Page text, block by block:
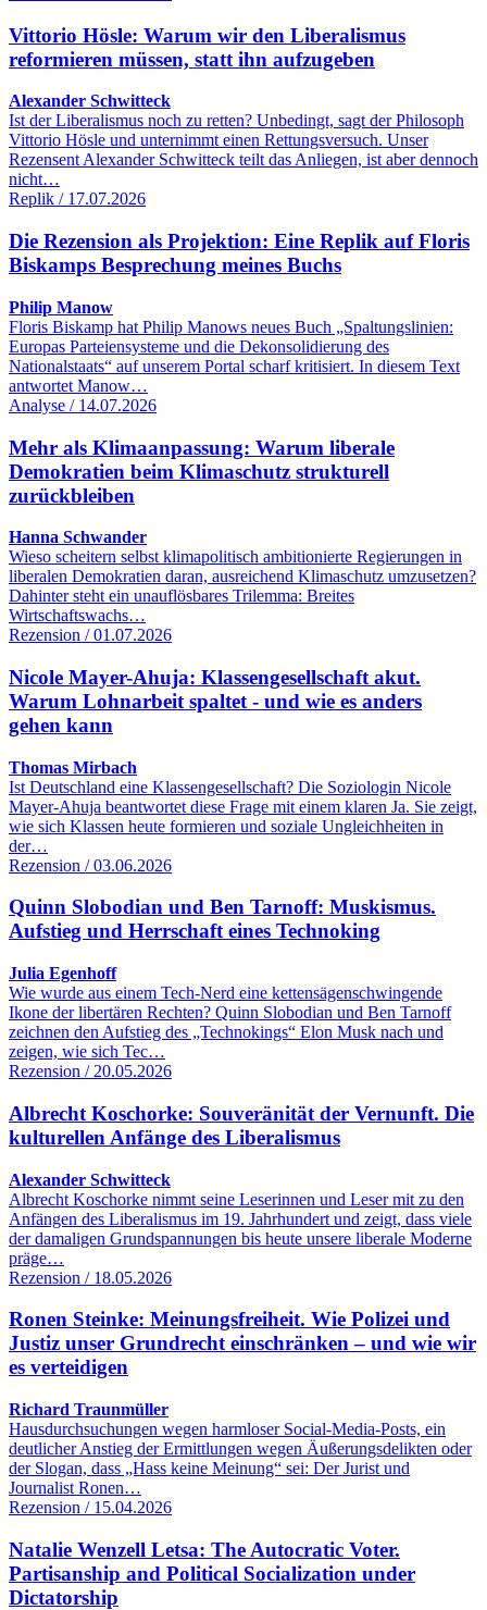
Vittorio Hösle: Warum wir den Liberalismus
reformieren müssen, statt ihn aufzugeben
Alexander Schwitteck
Ist der Liberalismus noch zu retten? Unbedingt, sagt der Philosoph
Vittorio Hösle und unternimmt einen Rettungsversuch. Unser
Rezensent Alexander Schwitteck teilt das Anliegen, ist aber dennoch
nicht…
Replik / 17.07.2026
Die Rezension als Projektion: Eine Replik auf Floris
Biskamps Besprechung meines Buchs
Philip Manow
Floris Biskamp hat Philip Manows neues Buch „Spaltungslinien:
Europas Parteiensysteme und die Dekonsolidierung des
Nationalstaats“ auf unserem Portal scharf kritisiert. In diesem Text
antwortet Manow…
Analyse / 14.07.2026
Mehr als Klimaanpassung: Warum liberale
Demokratien beim Klimaschutz strukturell
zurückbleiben
Hanna Schwander
Wieso scheitern selbst klimapolitisch ambitionierte Regierungen in
liberalen Demokratien daran, ausreichend Klimaschutz umzusetzen?
Dahinter steht ein unauflösbares Trilemma: Breites
Wirtschaftswachs…
Rezension / 01.07.2026
Nicole Mayer-Ahuja: Klassengesellschaft akut.
Warum Lohnarbeit spaltet - und wie es anders
gehen kann
Thomas Mirbach
Ist Deutschland eine Klassengesellschaft? Die Soziologin Nicole
Mayer-Ahuja beantwortet diese Frage mit einem klaren Ja. Sie zeigt,
wie sich Klassen heute formieren und soziale Ungleichheiten in
der…
Rezension / 03.06.2026
Quinn Slobodian und Ben Tarnoff: Muskismus.
Aufstieg und Herrschaft eines Technoking
Julia Egenhoff
Wie wurde aus einem Tech-Nerd eine kettensägenschwingende
Ikone der libertären Rechten? Quinn Slobodian und Ben Tarnoff
zeichnen den Aufstieg des „Technokings“ Elon Musk nach und
zeigen, wie sich Tec…
Rezension / 20.05.2026
Albrecht Koschorke: Souveränität der Vernunft. Die
kulturellen Anfänge des Liberalismus
Alexander Schwitteck
Albrecht Koschorke nimmt seine Leserinnen und Leser mit zu den
Anfängen des Liberalismus im 19. Jahrhundert und zeigt, dass viele
der damaligen Grundspannungen bis heute unsere liberale Moderne
präge…
Rezension / 18.05.2026
Ronen Steinke: Meinungsfreiheit. Wie Polizei und
Justiz unser Grundrecht einschränken – und wie wir
es verteidigen
Richard Traunmüller
Hausdurchsuchungen wegen harmloser Social-Media-Posts, ein
deutlicher Anstieg der Ermittlungen wegen Äußerungsdelikten oder
der Slogan, dass „Hass keine Meinung“ sei: Der Jurist und
Journalist Ronen…
Rezension / 15.04.2026
Natalie Wenzell Letsa: The Autocratic Voter.
Partisanship and Political Socialization under
Dictatorship